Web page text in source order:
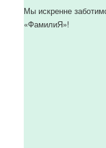
Мы искренне
«ФамилиЯ»!